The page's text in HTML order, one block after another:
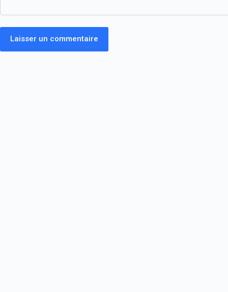
Laisser un commentaire